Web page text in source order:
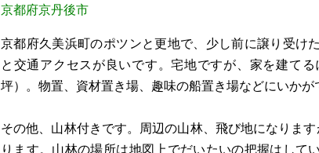
京都府京丹後市
京都府久美浜町のポツンと更地で、少し前に譲り受け
と交通アクセスが良いです。宅地ですが、家を建て
坪）。物置、資材置き場、趣味の船置き場などにいかが
その他、山林付きです。周辺の山林、飛び地になりま
ります。山林の場所は地図上でだいたいの把握はして